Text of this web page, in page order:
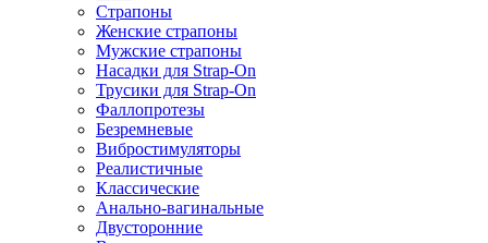
Страпоны
Женские страпоны
Мужские страпоны
Насадки для Strap-On
Трусики для Strap-On
Фаллопротезы
Безремневые
Вибростимуляторы
Реалистичные
Классические
Анально-вагинальные
Двусторонние